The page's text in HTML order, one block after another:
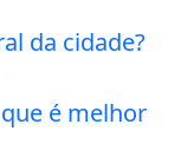
da cidade?
é melhor